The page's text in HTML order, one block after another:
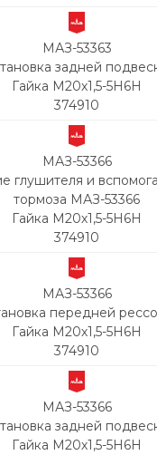
МАЗ-53363
задней
Гайка М20х1,5-5Н6Н
374910
МАЗ-53366
глушителя и
тормоза МАЗ-53366
Гайка М20х1,5-5Н6Н
374910
МАЗ-53366
передней
Гайка М20х1,5-5Н6Н
374910
МАЗ-53366
задней
Гайка М20х1,5-5Н6Н